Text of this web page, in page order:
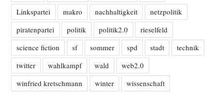
Linkspartei makro nachhaltigkeit
netzpolitik
piratenpartei
politik politik2.0
rieselfeld
science fiction
sf sommer spd stadt
technik
twitter
wahlkampf wald
web2.0
winfried kretschmann
winter wissenschaft